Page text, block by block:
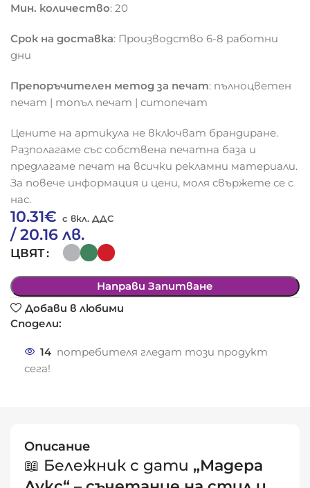
Мин. количество: 20
Срок на доставка: Производство 6-8 работни
дни
Препоръчителен метод за печат: пълноцветен
печат | топъл печат | ситопечат
Цените на артикула не включват брандиране.
Разполагаме със собствена печатна база и
предлагаме печат на всички рекламни материали.
За повече информация и цени, моля свържете се с
нас.
10.31€
/ 20.16 лв.
ЦВЯТ
Направи Запитване
Добави в любими
Сподели:
14 потребителя гледат този продукт
сега!
Описание
📖 Бележник с дати „Мадера